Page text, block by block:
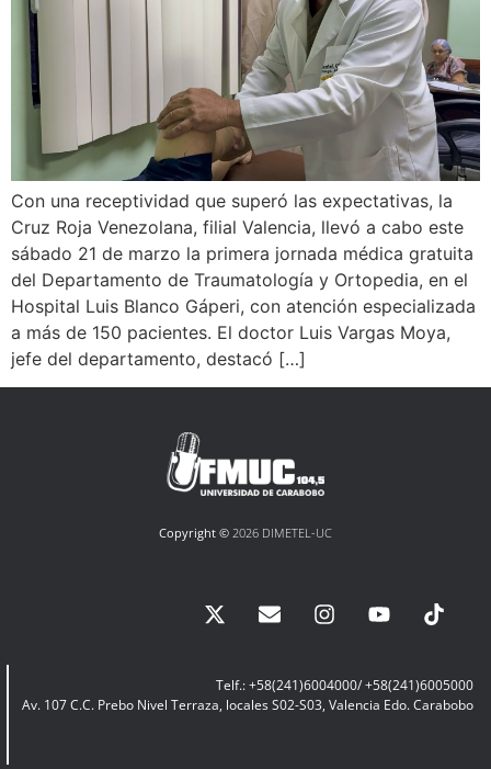
Con una receptividad que superó las expectativas, la
Cruz Roja Venezolana, filial Valencia, llevó a cabo este
sábado 21 de marzo la primera jornada médica gratuita
del Departamento de Traumatología y Ortopedia, en el
Hospital Luis Blanco Gáperi, con atención especializada
a más de 150 pacientes. El doctor Luis Vargas Moya,
jefe del departamento, destacó […]
Copyright © 2026 DIMETEL-UC
Telf.: +58(241)6004000/ +58(241)6005000
Av. 107 C.C. Prebo Nivel Terraza, locales S02-S03, Valencia Edo. Carabobo